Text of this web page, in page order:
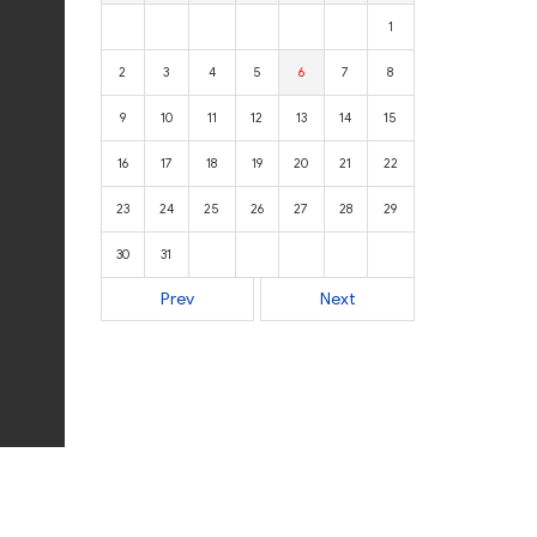
Prev Next
1
2 3 4 5 6 7 8
9 10 11 12 13 14 15
16 17 18 19 20 21 22
23 24 25 26 27 28 29
30 31